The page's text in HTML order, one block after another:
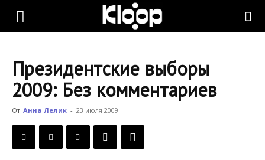
KLOOP.KG
Новости
Президентские выборы
2009: Без комментариев
От Анна Лелик - 23 июля 2009